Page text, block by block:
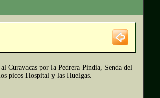
Curavacas por la Pedrera Pindia, Senda del
picos Hospital y las Huelgas.